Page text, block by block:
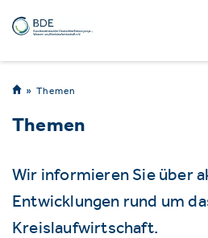
Themen
Themen
Wir informieren Sie über
Entwicklungen rund um
Kreislaufwirtschaft.